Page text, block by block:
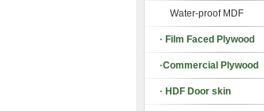
Water-proof MDF
· Film Faced Plywood
·Commercial Plywood
· HDF Door skin